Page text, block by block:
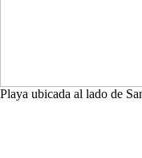
Playa ubicada al lado de